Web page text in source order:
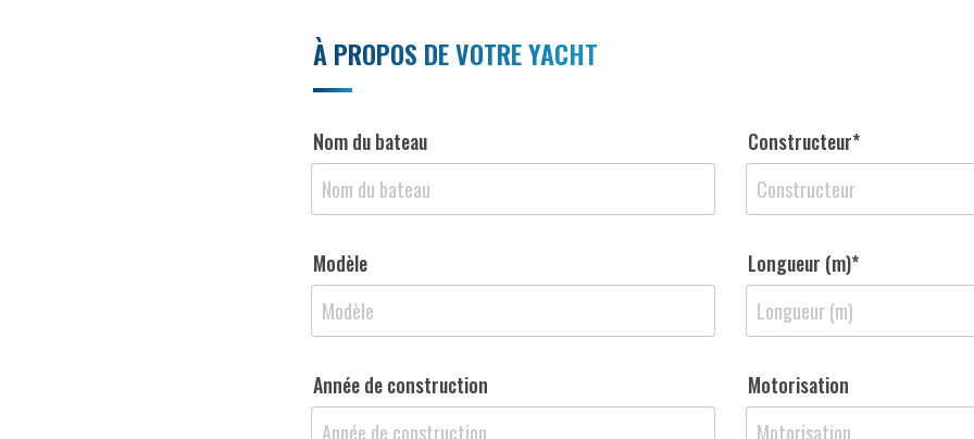
À PROPOS DE VOTRE YACHT
Nom du bateau Constructeur*
Modèle Longueur (m)*
Année de construction Motorisation